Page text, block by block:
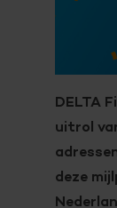
DELTA
uitrol
deze